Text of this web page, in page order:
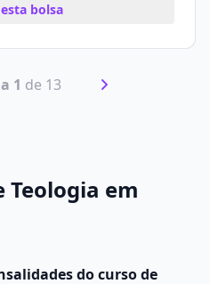
bolsa
1 de 13
Teologia em
do curso de